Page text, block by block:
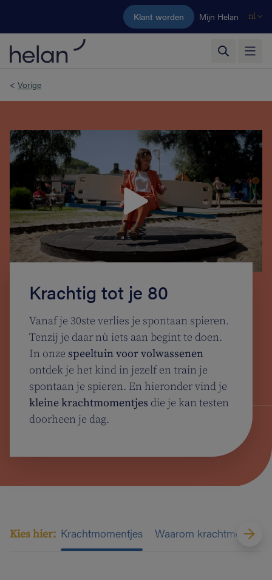
Ga naar de hoofdinhoud
Klant worden Mijn Helan nl
< Vorige
Krachtig tot je 80
Vanaf je 30ste verlies je spontaan spieren.
Tenzij je daar nù iets aan begint te doen.
In onze speeltuin voor volwassenen
ontdek je het kind in jezelf en train je
spontaan je spieren. En hieronder vind je
kleine krachtmomentjes die je kan testen
doorheen je dag.
Krachtmomentjes Waarom